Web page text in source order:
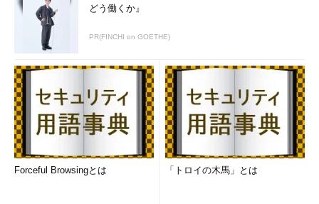
どう働くか』
PR(FINCHI on GOETHE)
Forceful Browsingとは 「トロイの木馬」とは